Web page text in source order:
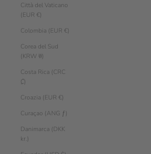
Città del Vaticano
(EUR €)
Colombia (EUR €)
Corea del Sud
(KRW ₩)
Costa Rica (CRC
₡)
Croazia (EUR €)
Curaçao (ANG ƒ)
Danimarca (DKK
kr.)